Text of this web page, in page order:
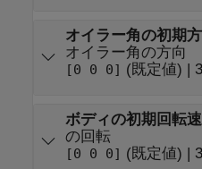
オイラー角の初期
オイラー角の方向
[0 0 0] (既定値) |
ボディの初期回転
の回転
[0 0 0] (既定値) |